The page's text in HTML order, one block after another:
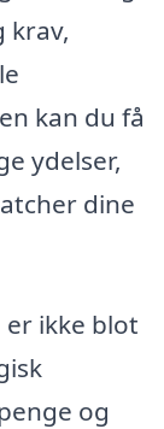
krav,
kan du få
ydelser,
dine
ikke blot
og